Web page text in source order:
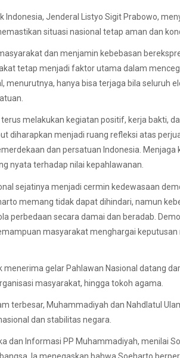
Indonesia, Jenderal Listyo Sigit Prabowo,
situasi nasional tetap aman dan
dan menjamin kebebasan
tetap menjadi faktor utama dalam
menurutnya, hanya bisa terjaga bila seluruh
melakukan kegiatan positif, kerja bakti,
diharapkan menjadi ruang refleksi atas
dan persatuan Indonesia. Menjaga
nyata terhadap nilai kepahlawanan.
sejatinya menjadi cermin kedewasaan
memang tidak dapat dihindari, namun
perbedaan secara damai dan beradab.
masyarakat menghargai keputusan
gelar Pahlawan Nasional datang
masyarakat, hingga tokoh agama.
terbesar, Muhammadiyah dan Nahdlatul
dan stabilitas negara.
dan Informasi PP Muhammadiyah, menilai